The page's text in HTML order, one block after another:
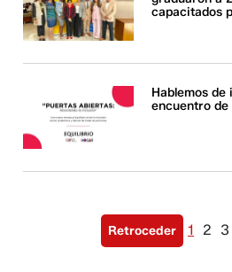
capacitados
Hablemos de
encuentro de
Retroceder 1 2 3